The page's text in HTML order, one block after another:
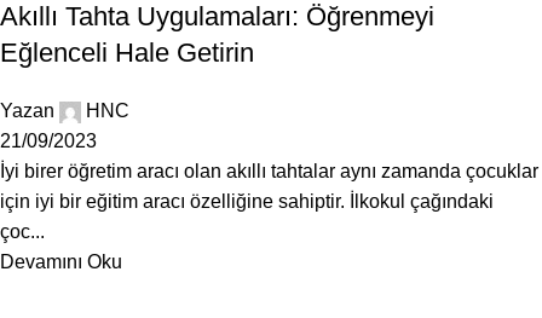
Akıllı Tahta Uygulamaları: Öğrenmeyi
Eğlenceli Hale Getirin
Yazan
HNC
21/09/2023
İyi birer öğretim aracı olan akıllı tahtalar aynı zamanda çocuklar
için iyi bir eğitim aracı özelliğine sahiptir. İlkokul çağındaki
çoc...
Devamını Oku